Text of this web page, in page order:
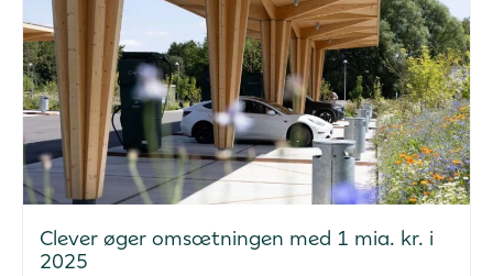
Clever øger omsætningen med 1 mia. kr. i
2025